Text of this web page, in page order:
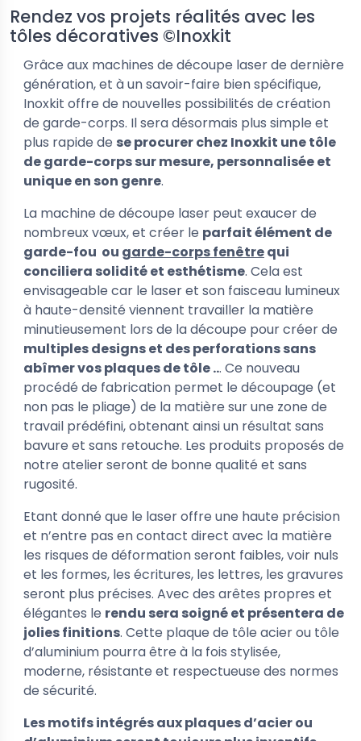
Rendez vos projets réalités avec les
tôles décoratives ©Inoxkit
Grâce aux machines de découpe laser de dernière
génération, et à un savoir-faire bien spécifique,
Inoxkit offre de nouvelles possibilités de création
de garde-corps. Il sera désormais plus simple et
plus rapide de se procurer chez Inoxkit une tôle
de garde-corps sur mesure, personnalisée et
unique en son genre.
La machine de découpe laser peut exaucer de
nombreux vœux, et créer le parfait élément de
garde-fou ou garde-corps fenêtrequi
conciliera solidité et esthétisme. Cela est
envisageable car le laser et son faisceau lumineux
à haute-densité viennent travailler la matière
minutieusement lors de la découpe pour créer de
multiples designs et des perforations sans
abîmer vos plaques de tôle ... Ce nouveau
procédé de fabrication permet le découpage (et
non pas le pliage) de la matière sur une zone de
travail prédéfini, obtenant ainsi un résultat sans
bavure et sans retouche. Les produits proposés de
notre atelier seront de bonne qualité et sans
rugosité.
Etant donné que le laser offre une haute précision
et n’entre pas en contact direct avec la matière
les risques de déformation seront faibles, voir nuls
et les formes, les écritures, les lettres, les gravures
seront plus précises. Avec des arêtes propres et
élégantes le rendu sera soigné et présentera de
jolies finitions. Cette plaque de tôle acier ou tôle
d’aluminium pourra être à la fois stylisée,
moderne, résistante et respectueuse des normes
de sécurité.
Les motifs intégrés aux plaques d’acier ou